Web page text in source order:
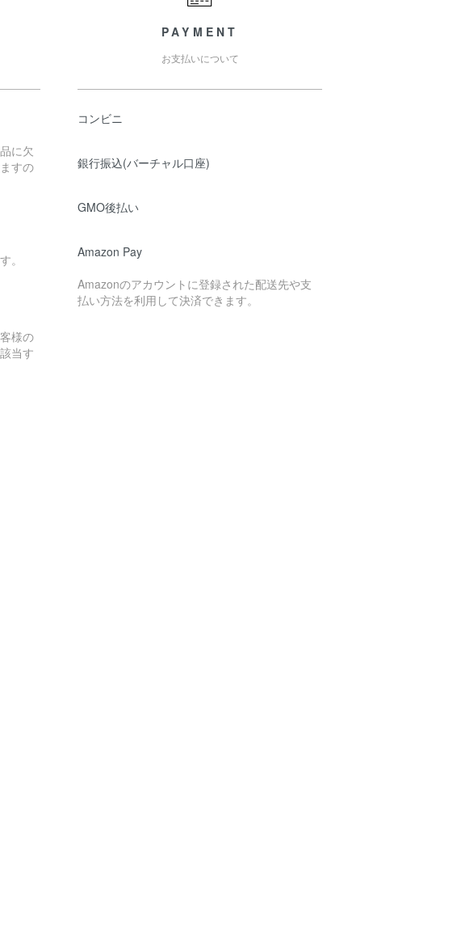
に欠
すの
。
様の
当す
PAYMENT
お支払いについて
コンビニ
銀行振込(バーチャル口座)
GMO後払い
Amazon Pay
Amazonのアカウントに登録された配送先や支
払い方法を利用して決済できます。